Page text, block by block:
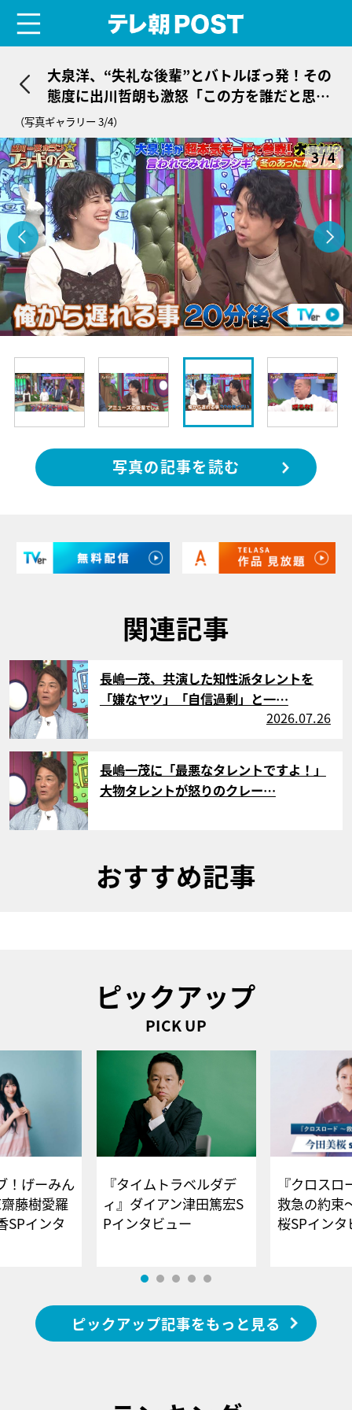
大泉洋、“失礼な後輩”とバトルぼっ発！その
態度に出川哲朗も激怒「この方を誰だと思っ
ているんだ！」
（写真ギャラリー 3/4）
3/4
写真の記事を読む
関連記事
サムネイル
長嶋一茂、共演した知性派タレントを
「嫌なヤツ」「自信過剰」と一…
2026.07.26
サムネイル
長嶋一茂に「最悪なタレントですよ！」
大物タレントが怒りのクレー…
おすすめ記事
ピックアップ
PICK UP
！げーみん
藤樹愛羅
SPインタ
『タイムトラベルダデ
ィ』ダイアン津田篤宏S
Pインタビュー
『クロス
救急の約束
桜SPイ
ピックアップ記事をもっと見る